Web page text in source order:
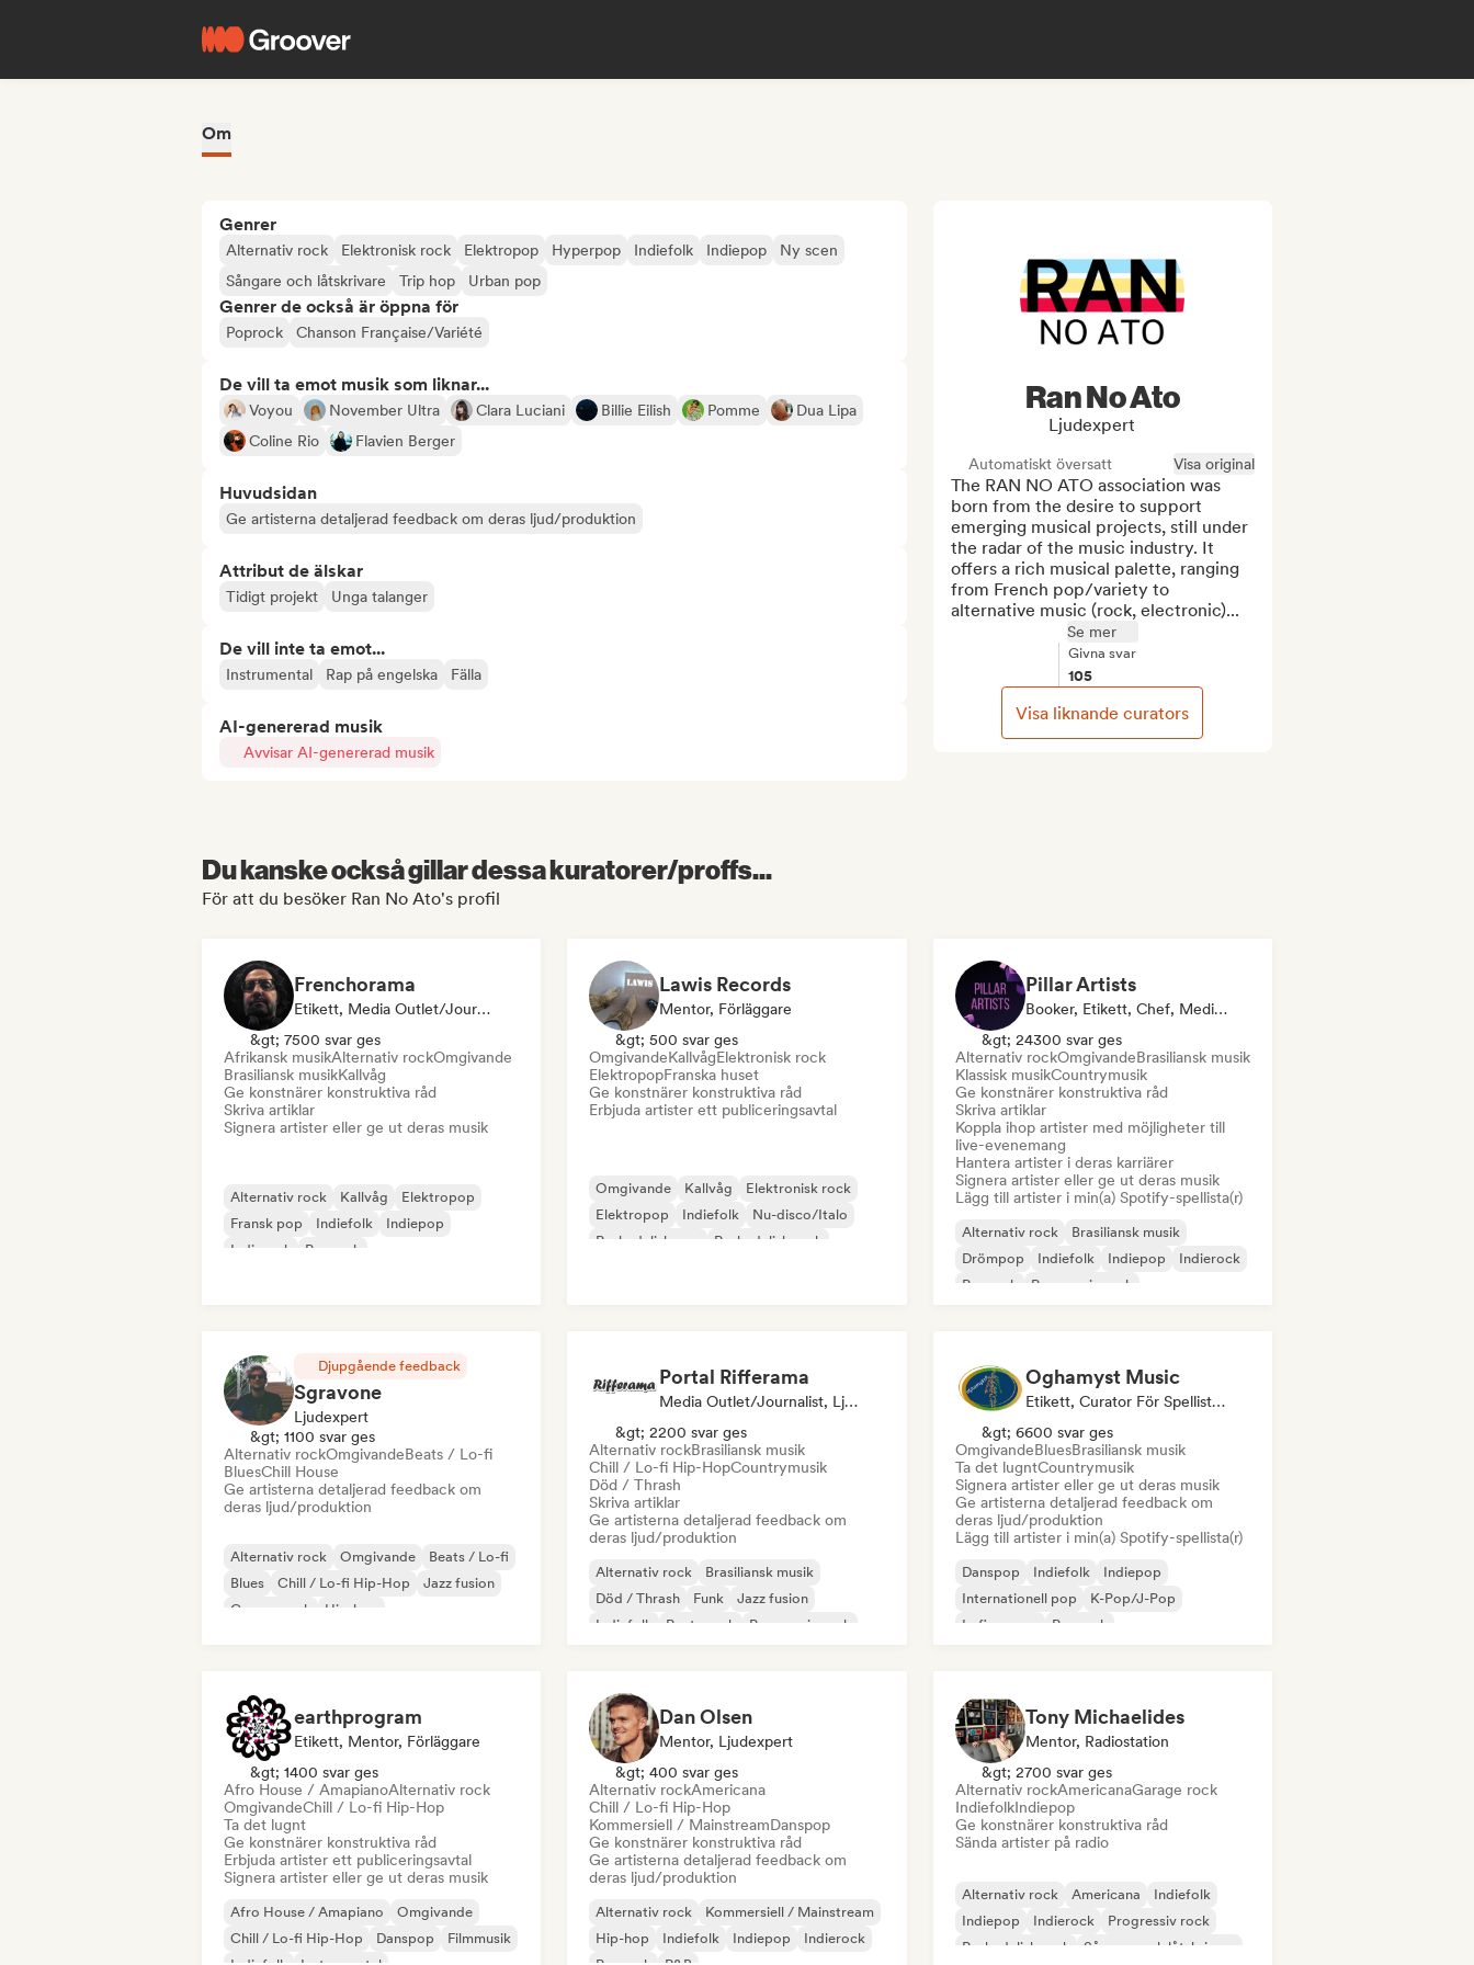
Om
Genrer
Alternativ rock Elektronisk rock Elektropop Hyperpop Indiefolk Indiepop
Ny scen
Sångare och låtskrivare
Trip hop Urban pop
Genrer de också är öppna för
Poprock Chanson Française/Variété
De vill ta emot musik som liknar...
Voyou November Ultra Clara Luciani Billie Eilish Pomme
Dua Lipa
Coline Rio
Flavien Berger
Huvudsidan
Ge artisterna detaljerad feedback om deras ljud/produktion
Attribut de älskar
Tidigt projekt Unga talanger
De vill inte ta emot...
Instrumental Rap på engelska Fälla
AI-genererad musik
Avvisar AI-genererad musik
Ran No Ato
Ljudexpert
Automatiskt översatt Visa original
The RAN NO ATO association was
born from the desire to support
emerging musical projects, still under
the radar of the music industry. It
offers a rich musical palette, ranging
from French pop/variety to
alternative music (rock, electronic)...
Se mer
Givna svar
105
Visa liknande curators
Du kanske också gillar dessa kuratorer/proffs...
För att du besöker Ran No Ato's profil
Frenchorama
Etikett, Media Outlet/Journalist, Mentor
&gt; 7500 svar ges
Afrikansk musikAlternativ rockOmgivande
Brasiliansk musikKallvåg
Ge konstnärer konstruktiva råd
Skriva artiklar
Signera artister eller ge ut deras musik
Alternativ rock Kallvåg
Elektropop
Fransk pop
Indiefolk
Indiepop
Indierock
Poprock
Lawis Records
Mentor, Förläggare
&gt; 500 svar ges
OmgivandeKallvågElektronisk rock
ElektropopFranska huset
Ge konstnärer konstruktiva råd
Erbjuda artister ett publiceringsavtal
Omgivande Kallvåg
Elektronisk rock
Elektropop
Indiefolk
Nu-disco/Italo
Psykedelisk pop
Psykedelisk rock
Pillar Artists
Booker, Etikett, Chef, Media Outlet/Journalist, Mentor, Curator För Spellistor
&gt; 24300 svar ges
Alternativ rockOmgivandeBrasiliansk musik
Klassisk musikCountrymusik
Ge konstnärer konstruktiva råd
Skriva artiklar
Koppla ihop artister med möjligheter till
live-evenemang
Hantera artister i deras karriärer
Signera artister eller ge ut deras musik
Lägg till artister i min(a) Spotify-spellista(r)
Alternativ rock
Brasiliansk musik
Drömpop
Indiefolk Indiepop
Indierock
Poprock
Progressiv rock
Djupgående feedback
Sgravone
Ljudexpert
&gt; 1100 svar ges
Alternativ rockOmgivandeBeats / Lo-fi
BluesChill House
Ge artisterna detaljerad feedback om
deras ljud/produktion
Alternativ rock Omgivande
Beats / Lo-fi
Blues
Chill / Lo-fi Hip-Hop
Jazz fusion
Garage rock
Hip-hop
Portal Rifferama
Media Outlet/Journalist, Ljudexpert
&gt; 2200 svar ges
Alternativ rockBrasiliansk musik
Chill / Lo-fi Hip-HopCountrymusik
Död / Thrash
Skriva artiklar
Ge artisterna detaljerad feedback om
deras ljud/produktion
Alternativ rock
Brasiliansk musik
Död / Thrash
Funk
Jazz fusion
Indiefolk
Posta rock Progressiv rock
Oghamyst Music
Etikett, Curator För Spellistor, Ljudexpert
&gt; 6600 svar ges
OmgivandeBluesBrasiliansk musik
Ta det lugntCountrymusik
Signera artister eller ge ut deras musik
Ge artisterna detaljerad feedback om
deras ljud/produktion
Lägg till artister i min(a) Spotify-spellista(r)
Danspop Indiefolk
Indiepop
Internationell pop
K-Pop/J-Pop
Lofi sovrum
Poprock
earthprogram
Etikett, Mentor, Förläggare
&gt; 1400 svar ges
Afro House / AmapianoAlternativ rock
OmgivandeChill / Lo-fi Hip-Hop
Ta det lugnt
Ge konstnärer konstruktiva råd
Erbjuda artister ett publiceringsavtal
Signera artister eller ge ut deras musik
Afro House / Amapiano
Omgivande
Chill / Lo-fi Hip-Hop
Danspop
Filmmusik
Dan Olsen
Mentor, Ljudexpert
&gt; 400 svar ges
Alternativ rockAmericana
Chill / Lo-fi Hip-Hop
Kommersiell / MainstreamDanspop
Ge konstnärer konstruktiva råd
Ge artisterna detaljerad feedback om
deras ljud/produktion
Alternativ rock
Kommersiell / Mainstream
Hip-hop
Indiefolk Indiepop
Indierock
Tony Michaelides
Mentor, Radiostation
&gt; 2700 svar ges
Alternativ rockAmericanaGarage rock
IndiefolkIndiepop
Ge konstnärer konstruktiva råd
Sända artister på radio
Alternativ rock Americana
Indiefolk
Indiepop
Indierock
Progressiv rock
Psykedelisk rock
Sångare och låtskrivare